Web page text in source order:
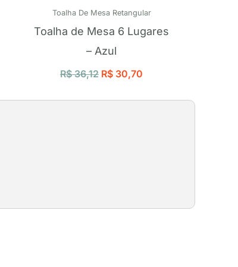
Toalha De Mesa Retangular
Toalha de Mesa 6 Lugares
– Azul
R$36,12 R$ 30,70